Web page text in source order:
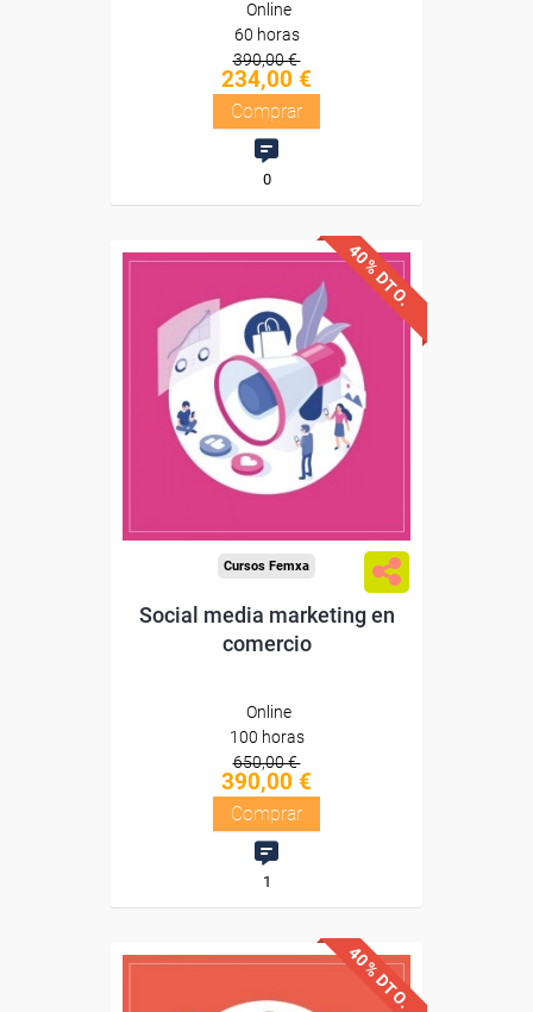
Online
60 horas
390,00 €
234,00 €
Comprar
0
40% DTO.
Descuentos especiales
Sin requisitos de acceso
Diploma
Cursos Femxa
Social media marketing en
comercio
Online
100 horas
650,00 €
390,00 €
Comprar
1
40% DTO.